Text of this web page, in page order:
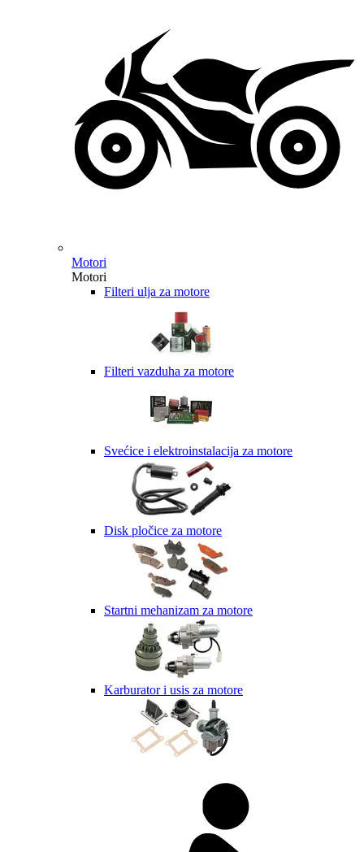
Motori
Motori
Filteri ulja za motore
Filteri vazduha za motore
Svećice i elektroinstalacija za motore
Disk pločice za motore
Startni mehanizam za motore
Karburator i usis za motore